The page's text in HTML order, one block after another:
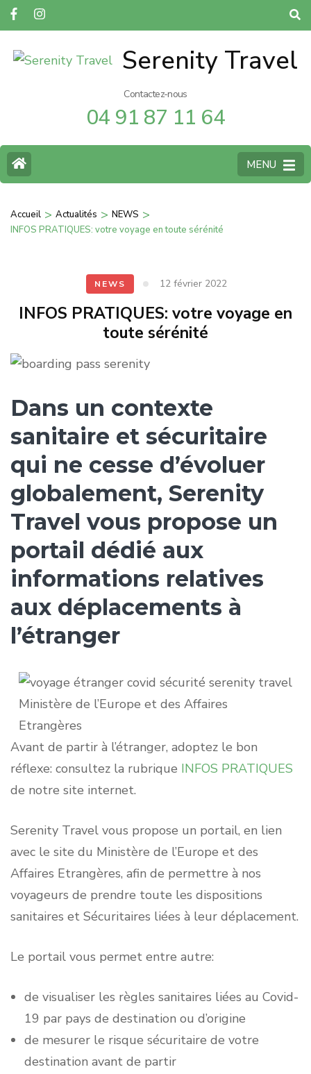
Serenity Travel
Contactez-nous
04 91 87 11 64
MENU
Accueil > Actualités > NEWS >
INFOS PRATIQUES: votre voyage en toute sérénité
NEWS 12 février 2022
INFOS PRATIQUES: votre voyage en
toute sérénité
Dans un contexte
sanitaire et sécuritaire
qui ne cesse d’évoluer
globalement, Serenity
Travel vous propose un
portail dédié aux
informations relatives
aux déplacements à
l’étranger
Ministère de l’Europe et des Affaires
Etrangères
Avant de partir à l’étranger, adoptez le bon
réflexe: consultez la rubrique INFOS PRATIQUES
de notre site internet.
Serenity Travel vous propose un portail, en lien
avec le site du Ministère de l’Europe et des
Affaires Etrangères, afin de permettre à nos
voyageurs de prendre toute les dispositions
sanitaires et Sécuritaires liées à leur déplacement.
Le portail vous permet entre autre:
de visualiser les règles sanitaires liées au Covid-
19 par pays de destination ou d’origine
de mesurer le risque sécuritaire de votre
destination avant de partir